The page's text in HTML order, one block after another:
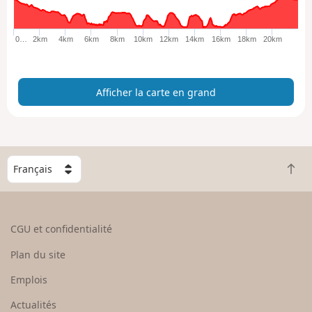
l
a
r
t
e
g
n
0… 2km 4km 6km 8km 10km 12km 14km 16km 18km 20km
Afficher la carte en grand
C
o
e
u
R
e
CGU et confidentialité
Plan du site
Emplois
Actualités